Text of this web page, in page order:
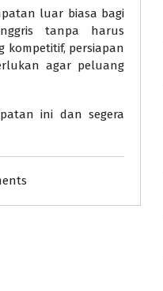
luar biasa bagi
tanpa harus
kompetitif, persiapan
agar peluang
ini dan segera